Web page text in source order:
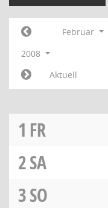
Februar
2008
Aktuell
1 FR
2SA
3SO